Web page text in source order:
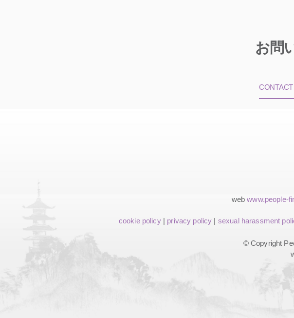
お問
webwww.people-
cookie policy| privacy policy | sexual harassment
© Copyright